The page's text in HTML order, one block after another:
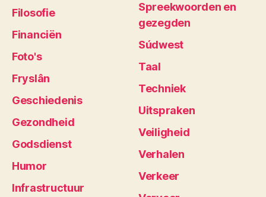
Filosofie
Financiën
Foto's
Fryslân
Geschiedenis
Gezondheid
Godsdienst
Humor
Infrastructuur
Spreekwoorden en
gezegden
Súdwest
Taal
Techniek
Uitspraken
Veiligheid
Verhalen
Verkeer